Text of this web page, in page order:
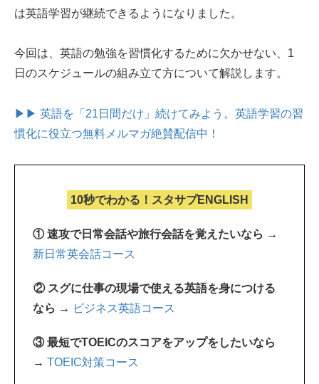
は英語学習が継続できるようになりました。
今回は、英語の勉強を習慣化するために欠かせない、1
日のスケジュールの組み立て方について解説します。
▶▶ 英語を「21日間だけ」続けてみよう。 英語学習の習
慣化に役立つ無料メルマガ絶賛配信中！
10秒でわかる！スタサプENGLISH
① 速攻で日常会話や旅行会話を覚えたいなら →
新日常英会話コース
② スグに仕事の現場で使える英語を身につける
なら → ビジネス英語コース
③ 最短でTOEICのスコアをアップをしたいなら
→ TOEIC対策コース